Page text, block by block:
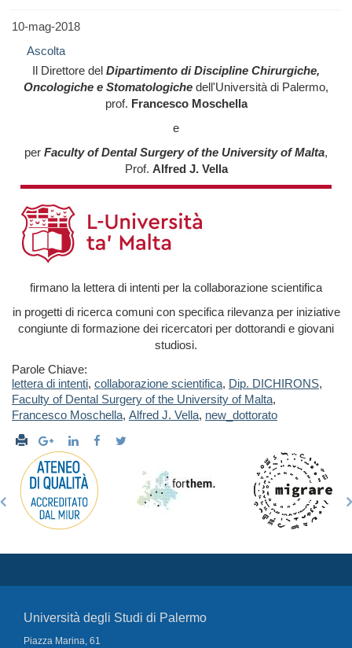
10-mag-2018
Ascolta
Il Direttore del Dipartimento di Discipline Chirurgiche,
Oncologiche e Stomatologiche dell'Università di Palermo,
prof. Francesco Moschella
e
per Faculty of Dental Surgery of the University of Malta,
Prof. Alfred J. Vella
firmano la lettera di intenti per la collaborazione scientifica
in progetti di ricerca comuni con specifica rilevanza per iniziative
congiunte di formazione dei ricercatori per dottorandi e giovani
studiosi.
Parole Chiave:
lettera di intenti, collaborazione scientifica, Dip. DICHIRONS,
Faculty of Dental Surgery of the University of Malta,
Francesco Moschella, Alfred J. Vella, new_dottorato
Università degli Studi di Palermo
Piazza Marina, 61